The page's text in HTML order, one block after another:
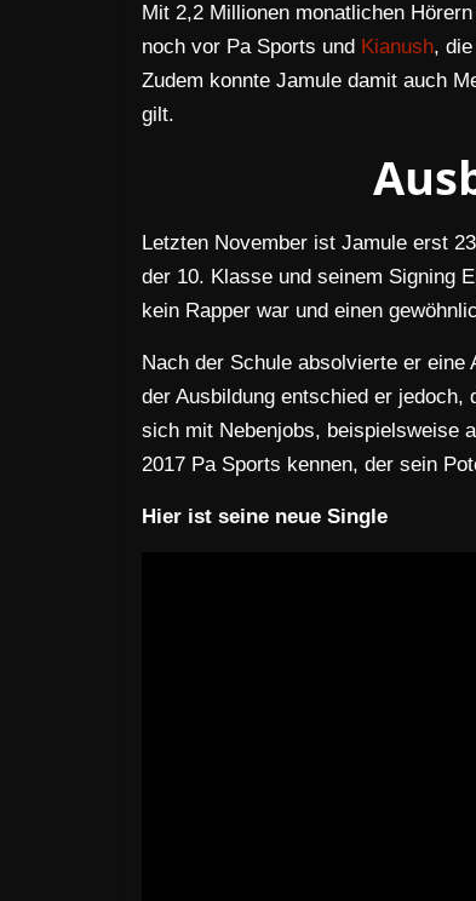
Mit 2,2 Millionen monatlichen
noch vor Pa Sports und Kianush,
Zudem konnte Jamule damit auch
gilt.
Letzten November ist Jamule erst
der 10. Klasse und seinem Signing
kein Rapper war und einen
Nach der Schule absolvierte er eine
der Ausbildung entschied er
sich mit Nebenjobs, beispielsweise
2017 Pa Sports kennen, der sein
Hier ist seine neue Single